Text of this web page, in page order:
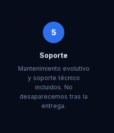
5
Soporte
Mantenimiento evolutivo
y soporte técnico
incluidos. No
desaparecemos tras la
entrega.